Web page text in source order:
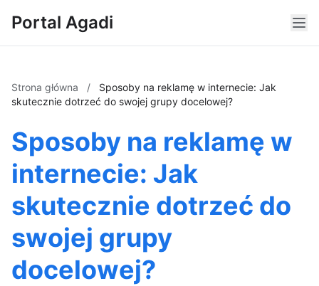
Portal Agadi
Strona główna /
Sposoby na reklamę w internecie: Jak
skutecznie dotrzeć do swojej grupy docelowej?
Sposoby na reklamę w
internecie: Jak
skutecznie dotrzeć do
swojej grupy
docelowej?